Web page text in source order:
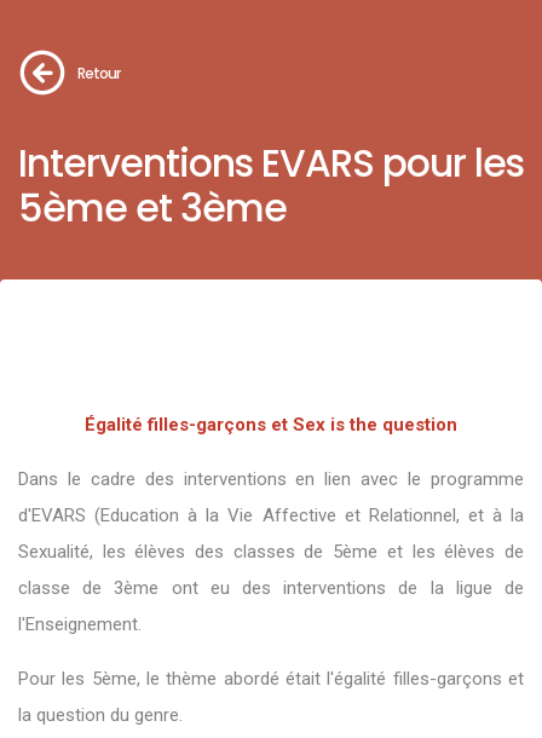
Retour
Interventions EVARS pour les
5ème et 3ème
Égalité filles-garçons et Sex is the question
Dans le cadre des interventions en lien avec le programme
d'EVARS (Education à la Vie Affective et Relationnel, et à la
Sexualité, les élèves des classes de 5ème et les élèves de
classe de 3ème ont eu des interventions de la ligue de
l'Enseignement.
Pour les 5ème, le thème abordé était l'égalité filles-garçons et
la question du genre.